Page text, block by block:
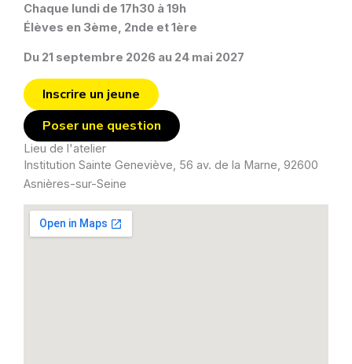
Chaque lundi de 17h30 à 19h
Élèves en 3ème, 2nde et 1ère
Du 21 septembre 2026 au 24 mai 2027
Inscrire un jeune
Poser une question
Lieu de l'atelier
Institution Sainte Geneviève, 56 av. de la Marne, 92600
Asnières-sur-Seine